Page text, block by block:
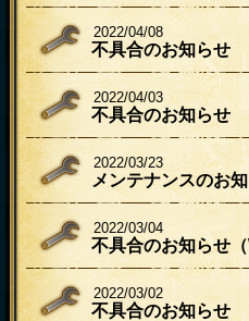
不具合のお知らせ
2022/04/08
不具合のお知らせ
2022/04/03
メンテナンスのお
2022/03/23
不具合のお知らせ（
2022/03/04
不具合のお知らせ
2022/03/02